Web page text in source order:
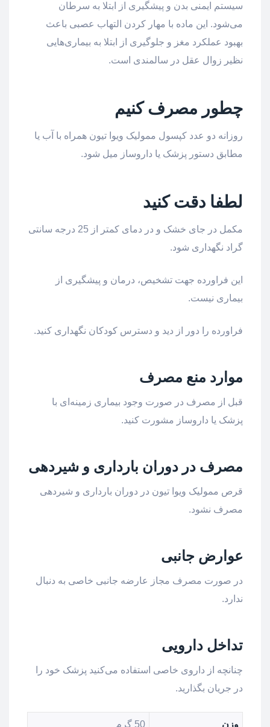
سیستم ایمنی بدن و پیشگیری از ابتلا به سرطان
می‌شود. این ماده با مهار کردن التهاب عصبی باعث
بهبود عملکرد مغز و جلوگیری از ابتلا به بیماری‌هایی
نظیر زوال عقل در سالمندی است.
چطور مصرف کنیم
روزانه دو عدد کپسول ممولیک ویوا تیون همراه با آب یا
مطابق دستور پزشک یا داروساز میل شود.
لطفا دقت کنید
مکمل در جای خشک و در دمای کمتر از 25 درجه سانتی
گراد نگهداری شود.
این فراورده جهت تشخیص، درمان و پیشگیری از
بیماری نیست.
فراورده را دور از دید و دسترس کودکان نگهداری کنید.
موارد منع مصرف
قبل از مصرف در صورت وجود بیماری زمینه‌ای با
پزشک یا داروساز مشورت کنید.
مصرف در دوران بارداری و شیردهی
قرص ممولیک ویوا تیون در دوران بارداری و شیردهی
مصرف نشود.
عوارض جانبی
در صورت مصرف مجاز عارضه جانبی خاصی به دنبال
ندارد.
تداخل دارویی
چنانچه از داروی خاصی استفاده می‌کنید پزشک خود را
در جریان بگذارید.
وزن 50 گرم